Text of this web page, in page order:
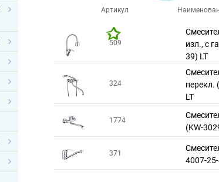
Артикул
509
изл., с
39) LT
324
перекл.
LT
1774
(KW-
371
4007-